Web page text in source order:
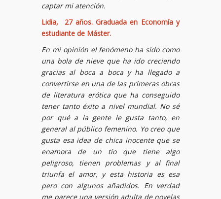
captar mi atención.
Lidia, 27 años. Graduada en Economía y
estudiante de Máster.
En mi opinión el fenómeno ha sido como
una bola de nieve que ha ido creciendo
gracias al boca a boca y ha llegado a
convertirse en una de las primeras obras
de literatura erótica que ha conseguido
tener tanto éxito a nivel mundial. No sé
por qué a la gente le gusta tanto, en
general al público femenino. Yo creo que
gusta esa idea de chica inocente que se
enamora de un tío que tiene algo
peligroso, tienen problemas y al final
triunfa el amor, y esta historia es esa
pero con algunos añadidos. En verdad
me parece una versión adulta de novelas